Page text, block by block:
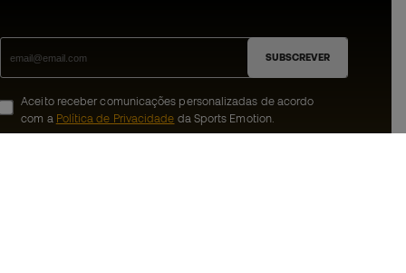
SUBSCREVER
Aceito receber comunicações personalizadas de acordo
com a Política de Privacidade da Sports Emotion.